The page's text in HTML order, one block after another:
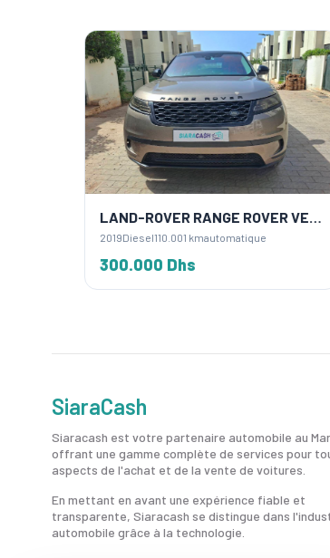
LAND-ROVER RANGE ROVER VELAR
2019Diesel110.001 kmautomatique
300.000 Dhs
SiaraCash
Siaracash est votre partenaire automobile au
offrant une gamme complète de services pour
aspects de l'achat et de la vente de voitures.
En mettant en avant une expérience fiable et
transparente, Siaracash se distingue dans
automobile grâce à la technologie.